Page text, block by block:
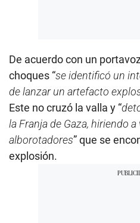
De acuerdo con un
choques “se identificó un
de lanzar un artefacto
Este no cruzó la valla y “
la Franja de Gaza, hiriendo
alborotadores” que se
explosión.